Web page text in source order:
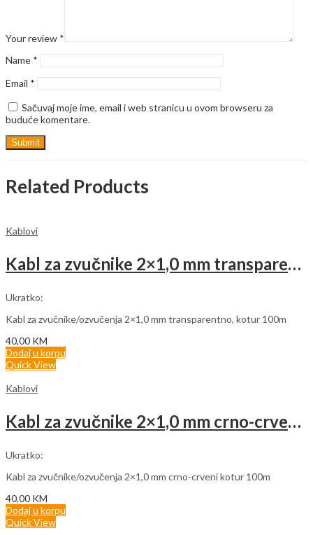
Your review *
Name *
Email *
Sačuvaj moje ime, email i web stranicu u ovom browseru za
buduće komentare.
Related Products
Kablovi
Kabl za zvučnike 2×1,0 mm transparentno (rolna 100m)
Ukratko:
Kabl za zvučnike/ozvučenja 2×1,0 mm transparentno, kotur 100m
40,00 KM
Dodaj u korpu
Quick View
Kablovi
Kabl za zvučnike 2×1,0 mm crno-crveni (rolna 100m)
Ukratko:
Kabl za zvučnike/ozvučenja 2×1,0 mm crno-crveni kotur 100m
40,00 KM
Dodaj u korpu
Quick View